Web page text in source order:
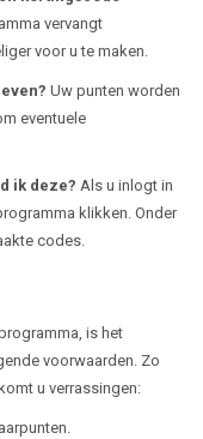
vervangt
voor u te maken.
Uw punten worden
eventuele
ik deze? Als u inlogt in
klikken. Onder
codes.
is het
voorwaarden. Zo
u verrassingen: